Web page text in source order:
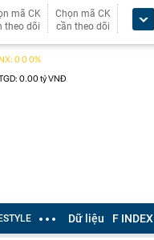
mã CK
theo dõi
Chọn mã CK
cần theo dõi
Dữ liệu F INDEX